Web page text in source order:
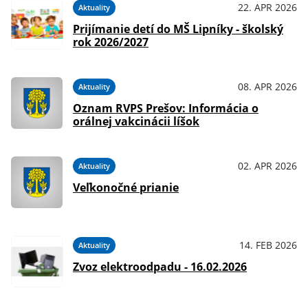
Aktuality 22. APR 2026
Prijímanie detí do MŠ Lipníky - školský
rok 2026/2027
Aktuality 08. APR 2026
Oznam RVPS Prešov: Informácia o
orálnej vakcinácii líšok
Aktuality 02. APR 2026
Veľkonočné prianie
Aktuality 14. FEB 2026
Zvoz elektroodpadu - 16.02.2026